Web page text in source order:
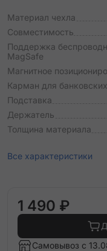
Материал чехла
Совместимость
Поддержка
MagSafe
Магнитное
Карман для
Подставка
Держатель
Толщина материала
Все характеристики
1 490 ₽
Самовывоз с